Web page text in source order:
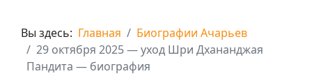
Вы здесь: Главная
Биографии Ачарьев
29 октября 2025 — уход Шри Дхананджая
Пандита — биография